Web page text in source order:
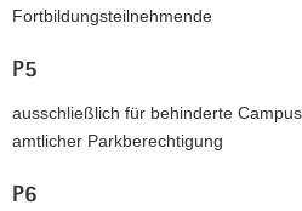
Fortbildungsteilnehmende
P5
ausschließlich für behinderte
amtlicher Parkberechtigung
P6